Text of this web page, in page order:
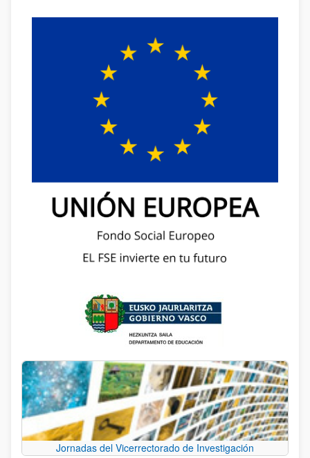
Jornadas del Vicerrectorado de Investigación